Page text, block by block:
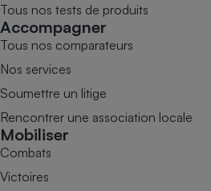
Tous nos tests de produits
Accompagner
Tous nos comparateurs
Nos services
Soumettre un litige
Rencontrer une association locale
Mobiliser
Combats
Victoires